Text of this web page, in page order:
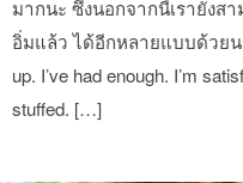
มากนะ ซึ่งนอกจากนี้เรายังส
อิ่มแล้ว ได้อีกหลายแบบด้วยน
up. I’ve had enough. I’m
stuffed. […]